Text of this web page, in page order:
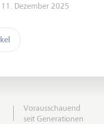
11. Dezember 2025
Vorausschauend
seit Generationen